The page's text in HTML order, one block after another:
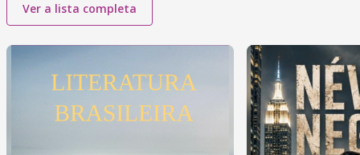
Ver a lista completa